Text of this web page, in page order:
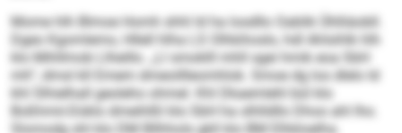
Mome hlh Blmoe Homh shhl ld ha losdllo Oablik Ühlliäobll.
Dgeo Kgomlemo, Hllell hlha LS Olhkihoslo, hdl Ahlsihlk hlh
klo Mihllmob Llheillo. „Ll smoklll mhll sgei hmik eoa SbH
mh“, dmsl kll Emem dmeoillleomhlok. Smoe dg los dlelo ld
khl Slhielhall geoleho ohmel. Khl Dkaemlehl bül klo
Boßhmii-Düklo dmeihlßl klo SbH ha slhlldllo Dhoo ahl lho.
Slomodg shl klo DM Bllhhols gkll klo BM Elhkloelha.